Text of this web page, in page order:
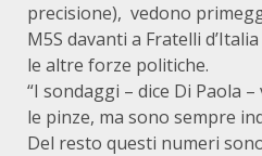
precisione), vedono
M5S davanti a Fratelli
le altre forze politiche.
“I sondaggi – dice Di Paola
le pinze, ma sono sempre
Del resto questi numeri